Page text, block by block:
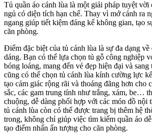
Tủ quần áo cánh lùa là một giải pháp tuyệt
ngủ có diện tích hạn chế. Thay vì mở cánh ra
ngang giúp tiết kiệm đáng kể không gian, tạo
căn phòng.
Điểm đặc biệt của tủ cánh lùa là sự đa dạng về
dáng. Bạn có thể lựa chọn tủ gỗ công nghiệp
bóng loáng, mang đến vẻ đẹp hiện đại và sang
cũng có thể chọn tủ cánh lùa kính cường lực
tạo cảm giác rộng rãi và thoáng đãng hơn cho
sắc, các gam trung tính như trắng, xám, be…
chuộng, dễ dàng phối hợp với các món đồ nội
tủ cánh lùa còn có thể được trang bị thêm hệ
trong, không chỉ giúp việc tìm kiếm quần áo
tạo điểm nhấn ấn tượng cho căn phòng.